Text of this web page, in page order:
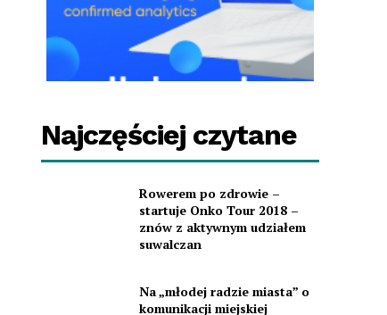
Najczęściej czytane
Rowerem po zdrowie –
startuje Onko Tour 2018 –
znów z aktywnym udziałem
suwalczan
Na „młodej radzie miasta” o
komunikacji miejskiej